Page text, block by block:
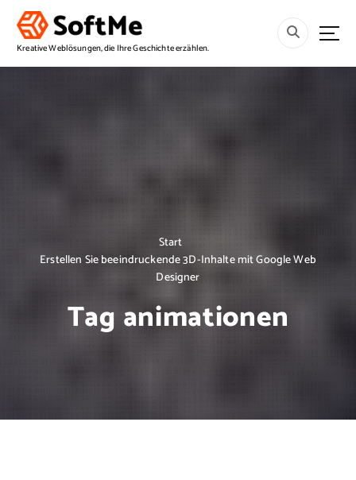
Kreative Weblösungen, die Ihre Geschichte erzählen.
Start
Erstellen Sie beeindruckende 3D-Inhalte mit Google Web
Designer
Tag animationen